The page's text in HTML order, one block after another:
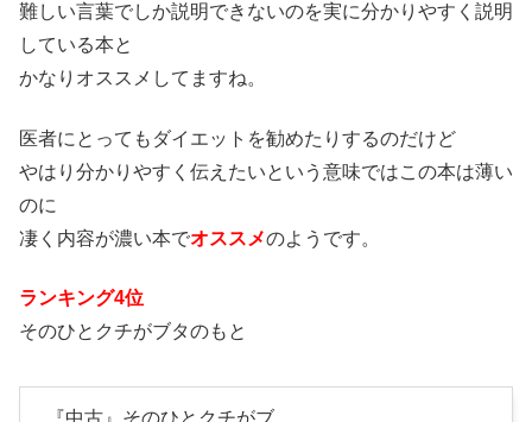
難しい言葉でしか説明できないのを実に分かりやすく説明
している本と
かなりオススメしてますね。
医者にとってもダイエットを勧めたりするのだけど
やはり分かりやすく伝えたいという意味ではこの本は薄い
のに
凄く内容が濃い本でオススメのようです。
ランキング4位
そのひとクチがブタのもと